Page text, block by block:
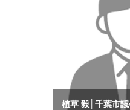
植草 毅│千葉市